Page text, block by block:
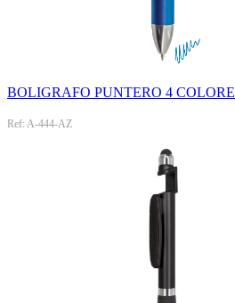
BOLIGRAFO PUNTERO 4
Ref: A-444-AZ